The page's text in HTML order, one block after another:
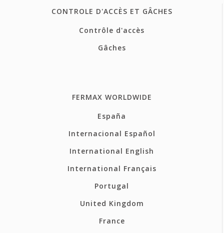
CONTROLE D'ACCÈS ET GÂCHES
Contrôle d'accès
Gâches
FERMAX WORLDWIDE
España
Internacional Español
International English
International Français
Portugal
United Kingdom
France